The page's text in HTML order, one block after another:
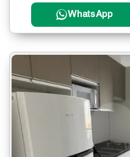
WhatsApp